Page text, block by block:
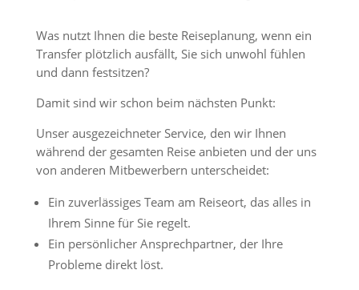
Was nutzt Ihnen die beste Reiseplanung, wenn ein
Transfer plötzlich ausfällt, Sie sich unwohl fühlen
und dann festsitzen?
Damit sind wir schon beim nächsten Punkt:
Unser ausgezeichneter Service, den wir Ihnen
während der gesamten Reise anbieten und der uns
von anderen Mitbewerbern unterscheidet:
Ein zuverlässiges Team am Reiseort, das alles in
Ihrem Sinne für Sie regelt.
Ein persönlicher Ansprechpartner, der Ihre
Probleme direkt löst.